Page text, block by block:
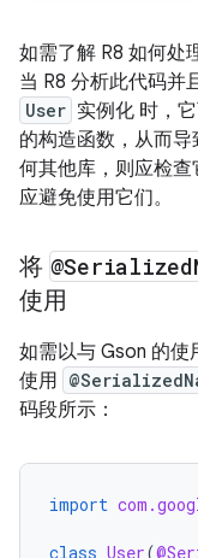
如需了解 R8 如何处
当 R8 分析此代码并
User 实例化 时，
的构造函数，从而
何其他库，则应检
应避免使用它们。
将 @Serialized
使用
如需以与 Gson 的
使用
码段所示：
import
class User(